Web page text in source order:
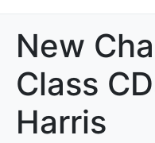
New
Class
Harris